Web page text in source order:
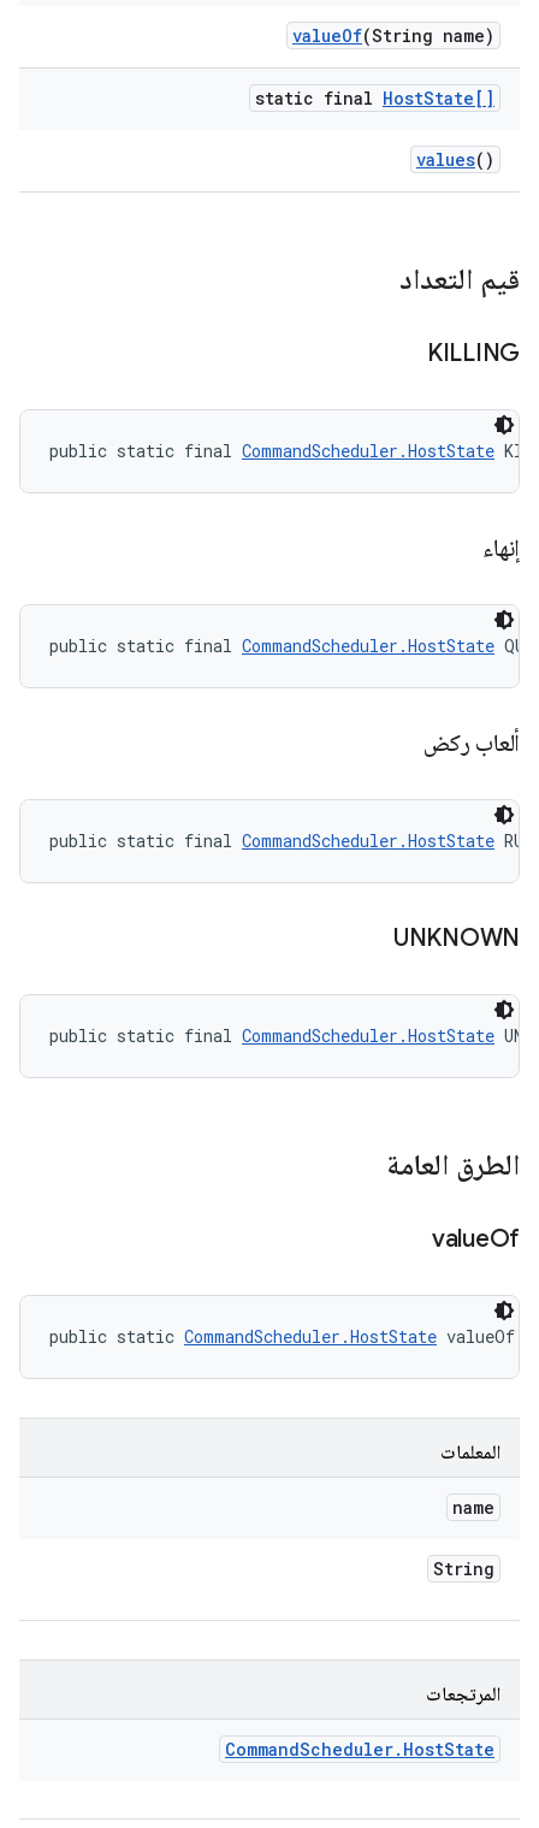
valueOf(String name)
static final HostState[]
values()
قيم التعداد
KILLING
public static final CommandScheduler.HostState
إنهاء
public static final CommandScheduler.HostState
ألعاب ركض
public static final CommandScheduler.HostState
UNKNOWN
public static final CommandScheduler.HostState
الطرق العامة
valueOf
public static CommandScheduler.HostState valueOf
المعلمات
name
String
المرتجعات
CommandScheduler. HostState